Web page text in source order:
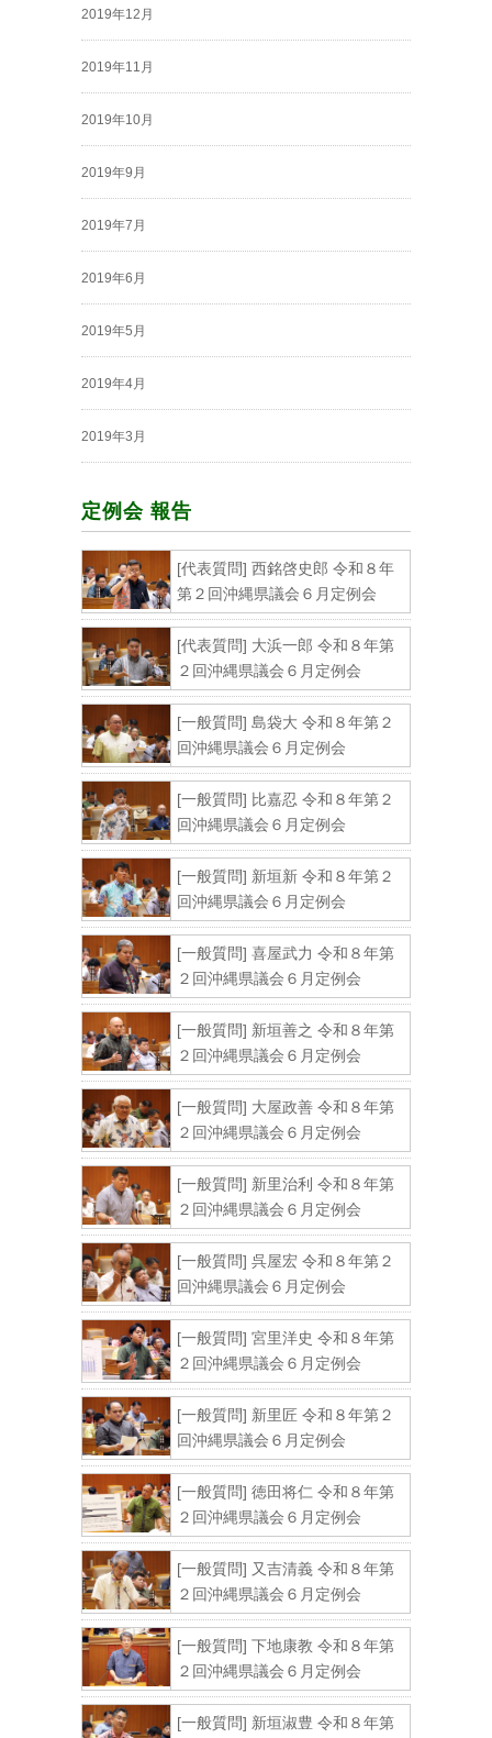
2019年12月
2019年11月
2019年10月
2019年9月
2019年7月
2019年6月
2019年5月
2019年4月
2019年3月
定例会 報告
[代表質問] 西銘啓史郎 令和８年
第２回沖縄県議会６月定例会
[代表質問] 大浜一郎 令和８年第
２回沖縄県議会６月定例会
[一般質問] 島袋大 令和８年第２
回沖縄県議会６月定例会
[一般質問] 比嘉忍 令和８年第２
回沖縄県議会６月定例会
[一般質問] 新垣新 令和８年第２
回沖縄県議会６月定例会
[一般質問] 喜屋武力 令和８年第
２回沖縄県議会６月定例会
[一般質問] 新垣善之 令和８年第
２回沖縄県議会６月定例会
[一般質問] 大屋政善 令和８年第
２回沖縄県議会６月定例会
[一般質問] 新里治利 令和８年第
２回沖縄県議会６月定例会
[一般質問] 呉屋宏 令和８年第２
回沖縄県議会６月定例会
[一般質問] 宮里洋史 令和８年第
２回沖縄県議会６月定例会
[一般質問] 新里匠 令和８年第２
回沖縄県議会６月定例会
[一般質問] 徳田将仁 令和８年第
２回沖縄県議会６月定例会
[一般質問] 又吉清義 令和８年第
２回沖縄県議会６月定例会
[一般質問] 下地康教 令和８年第
２回沖縄県議会６月定例会
[一般質問] 新垣淑豊 令和８年第